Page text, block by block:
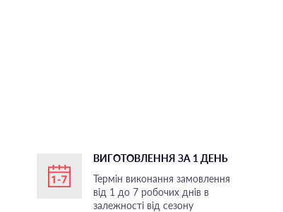
ВИГОТОВЛЕННЯ ЗА 1 ДЕНЬ
Термін виконання замовлення
від 1 до 7 робочих днів в
залежності від сезону